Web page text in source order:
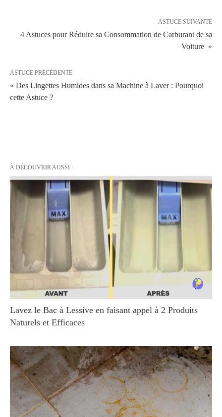
ASTUCE SUIVANTE
4 Astuces pour Réduire sa Consommation de Carburant de sa
Voiture »
ASTUCE PRÉCÉDENTE
« Des Lingettes Humides dans sa Machine à Laver : Pourquoi
cette Astuce ?
À DÉCOUVRIR AUSSI :
Lavez le Bac à Lessive en faisant appel à 2 Produits
Naturels et Efficaces